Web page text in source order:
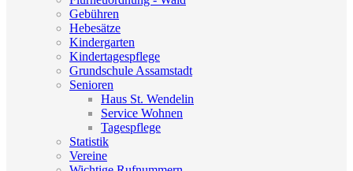
Gebühren
Hebesätze
Kindergarten
Kindertagespflege
Grundschule Assamstadt
Senioren
Haus St. Wendelin
Service Wohnen
Tagespflege
Statistik
Vereine